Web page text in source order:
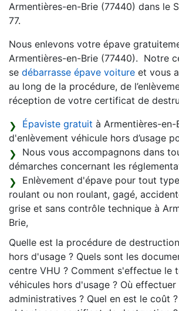
Armentières-en-Brie (77440) dans le
77.
Nous enlevons votre épave
Armentières-en-Brie (77440). Notre
se débarrasse épave voiture et vous
au long de la procédure, de
réception de votre certificat de
Épaviste gratuit à Armentières-en-
d'enlèvement véhicule hors d’usage
Nous vous accompagnons dans
démarches concernant les
Enlèvement d'épave pour tout
roulant ou non roulant, gagé,
grise et sans contrôle technique à
Brie,
Quelle est la procédure de
hors d'usage ? Quels sont les
centre VHU ? Comment s'effectue le
véhicules hors d'usage ? Où effectuer
administratives ? Quel en est le coût